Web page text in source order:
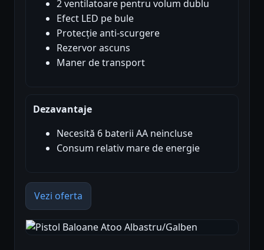
2 ventilatoare pentru volum dublu
Efect LED pe bule
Protecție anti-scurgere
Rezervor ascuns
Maner de transport
Dezavantaje
Necesită 6 baterii AA neincluse
Consum relativ mare de energie
Vezi oferta